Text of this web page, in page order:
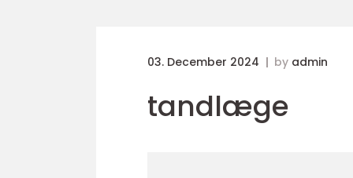
03. December 2024 by admin
tandlæge